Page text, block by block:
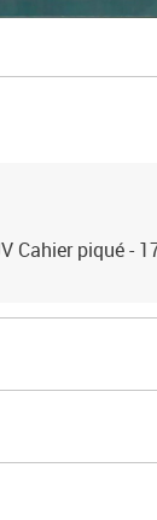
Cahier piqué -